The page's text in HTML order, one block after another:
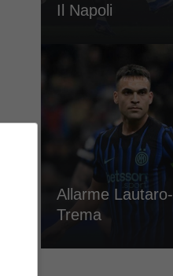
Il Napoli
Allarme
Trema